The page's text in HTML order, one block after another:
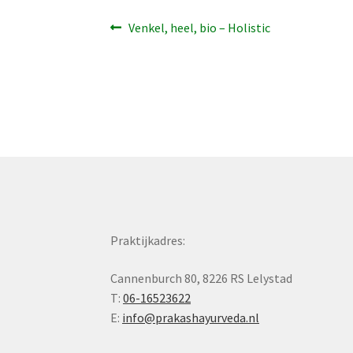
Bericht
Vorig
Venkel, heel, bio – Holistic
Praktijkadres:
Cannenburch 80, 8226 RS Lelystad
T:06-16523622
E: info@prakashayurveda.nl